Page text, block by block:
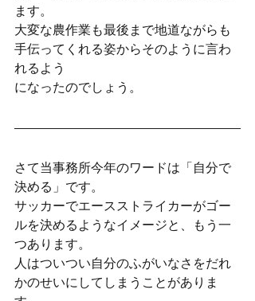
ます。
大変な農作業も最後まで地道ながらも
手伝ってくれる姿からそのように言わ
れるよう
になったのでしょう。
さて当事務所今年のワードは「自分で
決める」です。
サッカーでエースストライカーがゴー
ルを決めるようなイメージと、もう一
つあります。
人はついつい自分のふがいなさをだれ
かのせいにしてしまうことがありま